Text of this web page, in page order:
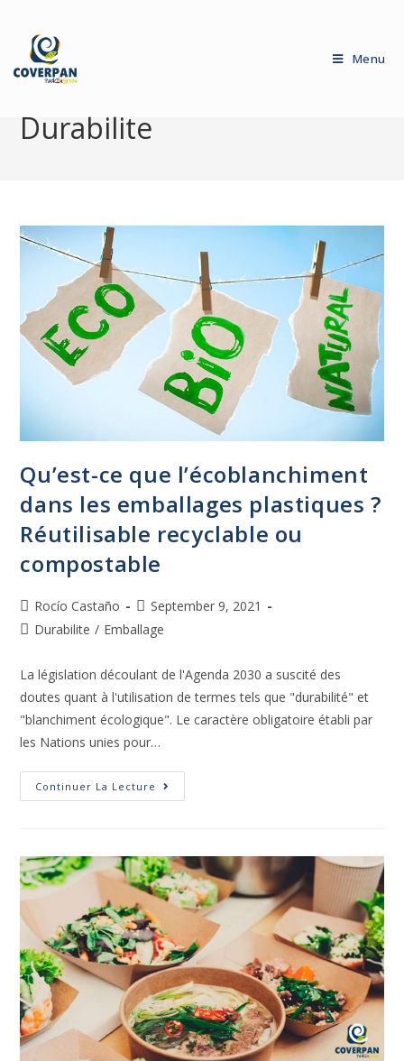
Menu
Durabilite
Qu’est-ce que l’écoblanchiment
dans les emballages plastiques ?
Réutilisable recyclable ou
compostable
Rocío Castaño
September 9, 2021
Durabilite / Emballage
La législation découlant de l'Agenda 2030 a suscité des
doutes quant à l'utilisation de termes tels que "durabilité" et
"blanchiment écologique". Le caractère obligatoire établi par
les Nations unies pour…
Continuer La Lecture